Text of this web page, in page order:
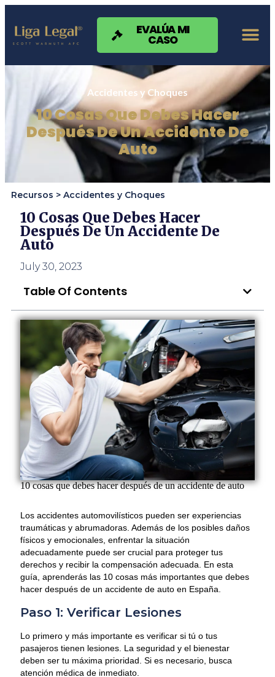
Nota:
sitio
web
accesibilidad.
EVALÚA MI
CASO
Accidentes y Choques
10 Cosas Que Debes Hacer
Después De Un Accidente De
Auto
Recursos > Accidentes y Choques
10 Cosas Que Debes Hacer
Después De Un Accidente De
Auto
July 30, 2023
Table Of Contents
10 cosas que debes hacer después de un accidente de auto
Los accidentes automovilísticos pueden ser experiencias
traumáticas y abrumadoras. Además de los posibles daños
físicos y emocionales, enfrentar la situación
adecuadamente puede ser crucial para proteger tus
derechos y recibir la compensación adecuada. En esta
guía, aprenderás las 10 cosas más importantes que debes
hacer después de un accidente de auto en España.
Paso 1: Verificar Lesiones
Lo primero y más importante es verificar si tú o tus
pasajeros tienen lesiones. La seguridad y el bienestar
deben ser tu máxima prioridad. Si es necesario, busca
atención médica de inmediato.